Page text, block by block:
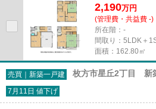
2,190万円
(管理費・共益費 -)
所在階：-
間取り：5LDK＋
面積：162.80㎡
売買｜新築一戸建 枚方市星丘2丁目 新
7月11日 値下げ